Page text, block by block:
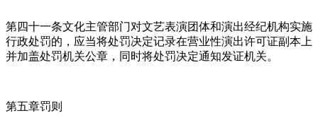
第四十一条文化主管部门对文艺表演团体和演出经纪机构实施
行政处罚的，应当将处罚决定记录在营业性演出许可证副本上
并加盖处罚机关公章，同时将处罚决定通知发证机关。
第五章罚则